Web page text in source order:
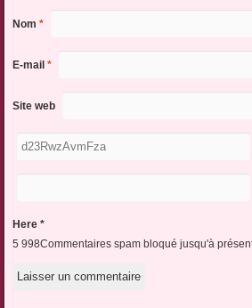
Nom *
E-mail *
Site web
Here *
5 998Commentaires spam bloqué jusqu'à